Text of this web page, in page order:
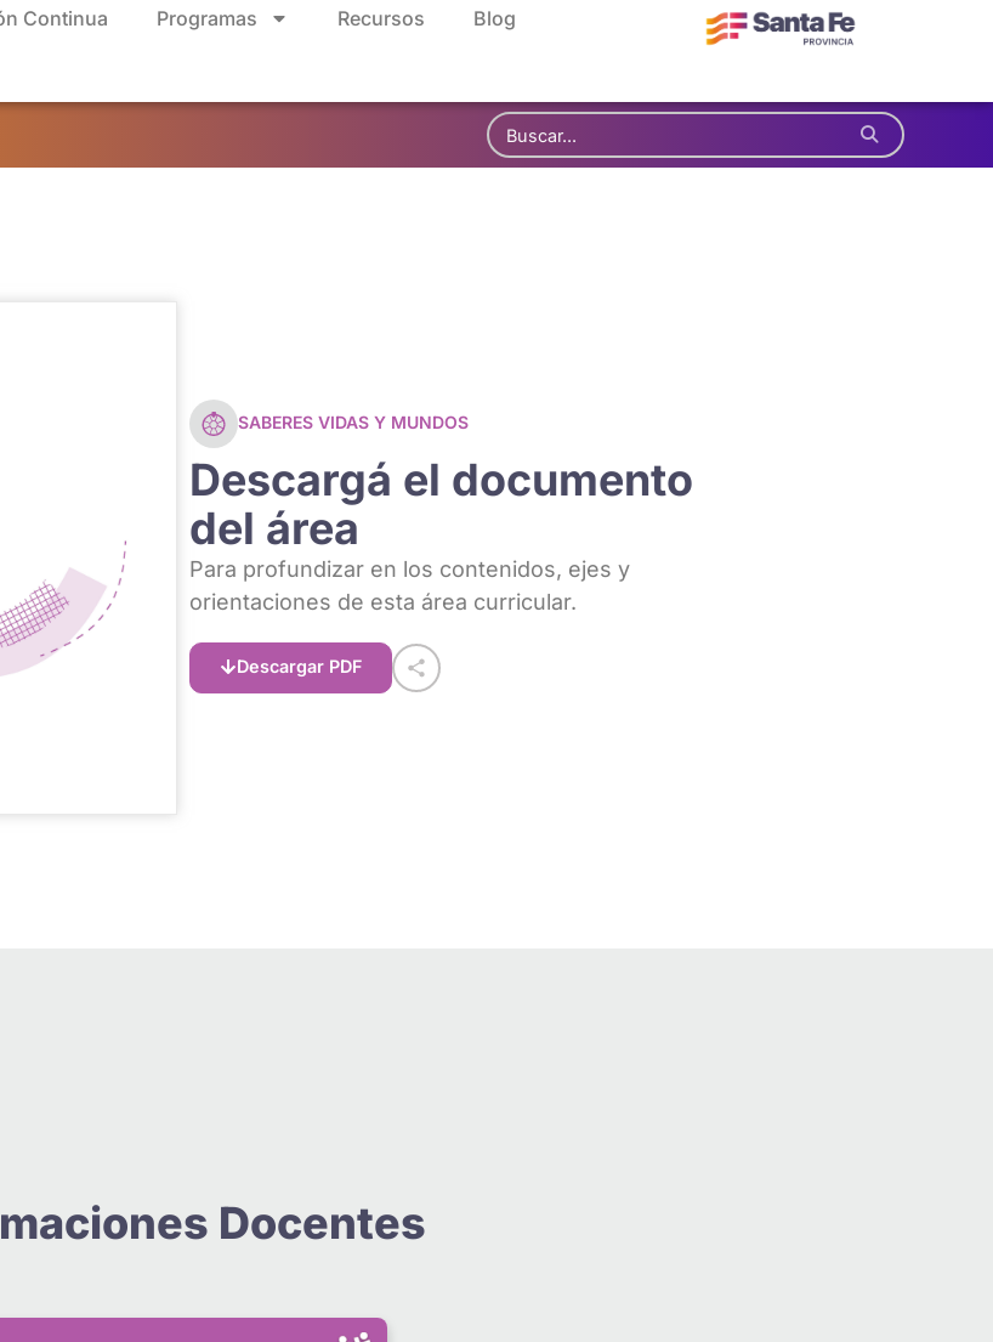
Continua Programas Recursos Blog
SABERES VIDAS Y MUNDOS
Descargá el documento
del área
Para profundizar en los contenidos, ejes y
orientaciones de esta área curricular.
Descargar PDF
Docentes